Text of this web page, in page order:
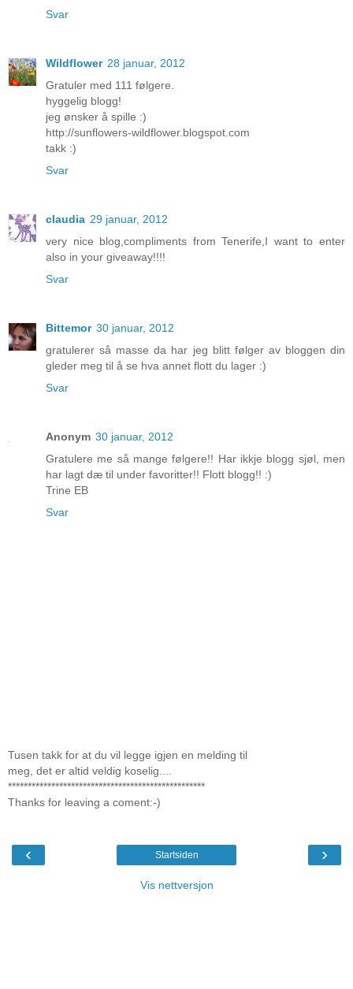
Svar
Wildflower 28 januar, 2012
Gratuler med 111 følgere.
hyggelig blogg!
jeg ønsker å spille :)
http://sunflowers-wildflower.blogspot.com
takk :)
Svar
claudia 29 januar, 2012
very nice blog,compliments from Tenerife,I want to enter
also in your giveaway!!!!
Svar
Bittemor 30 januar, 2012
gratulerer så masse da har jeg blitt følger av bloggen din
gleder meg til å se hva annet flott du lager :)
Svar
Anonym 30 januar, 2012
Gratulere me så mange følgere!! Har ikkje blogg sjøl, men
har lagt dæ til under favoritter!! Flott blogg!! :)
Trine EB
Svar
Tusen takk for at du vil legge igjen en melding til
meg, det er altid veldig koselig....
**************************************************
Thanks for leaving a coment:-)
‹ ›
Startsiden
Vis nettversjon